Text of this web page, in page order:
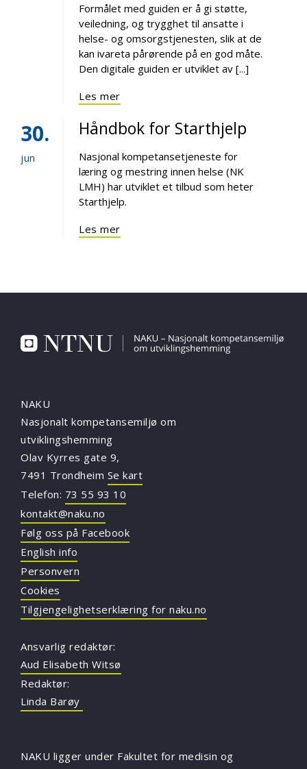
Formålet med guiden er å gi støtte,
veiledning, og trygghet til ansatte i
helse- og omsorgstjenesten, slik at de
kan ivareta pårørende på en god måte.
Den digitale guiden er utviklet av [...]
Les mer
30
jun
Håndbok for Starthjelp
Nasjonal kompetansetjeneste for
læring og mestring innen helse (NK
LMH) har utviklet et tilbud som heter
Starthjelp.
Les mer
NAKU
Nasjonalt kompetansemiljø om
utviklingshemming
Olav Kyrres gate 9,
7491 Trondheim Se kart
Telefon: 73 55 93 10
kontakt@naku.no
Følg oss på Facebook
English info
Personvern
Cookies
Tilgjengelighetserklæring for naku.no
Ansvarlig redaktør:
Aud Elisabeth Witsø
Redaktør:
Linda Barøy
NAKU ligger under Fakultet for medisin og